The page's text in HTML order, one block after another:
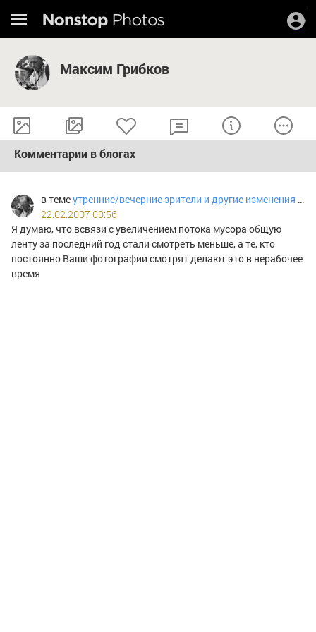
Максим Грибков
Комментарии в блогах
в темеутренние/вечерние зрители и другие изменения в статистике просмотров
22.02.2007 00:56
Я думаю, что всвязи с увеличением потока мусора общую
ленту за последний год стали смотреть меньше, а те, кто
постоянно Ваши фотографии смотрят делают это в нерабочее
время